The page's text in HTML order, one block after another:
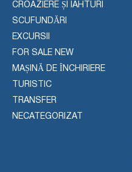
CROAZIERE ȘI IAHTURI
SCUFUNDĂRI
EXCURSII
FOR SALE NEW
MAȘINĂ DE ÎNCHIRIERE
TURISTIC
TRANSFER
NECATEGORIZAT